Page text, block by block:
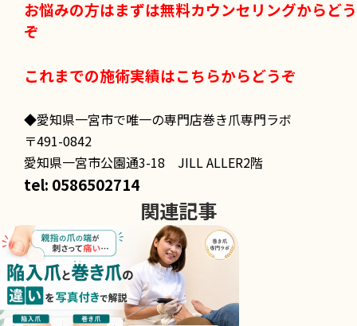
お悩みの方はまずは無料カウンセリングからどう
ぞ
これまでの施術実績はこちらからどうぞ
◆愛知県一宮市で唯一の専門店巻き爪専門ラボ
〒491-0842
愛知県一宮市公園通3-18 JILL ALLER2階
tel: 0586502714
関連記事